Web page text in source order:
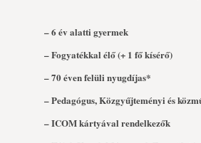
– 6 év alatti gyermek
– Fogyatékkal élő (+ 1 fő kísérő)
– 70 éven felüli nyugdíjas*
– Pedagógus, Közgyűjteményi és
– ICOM kártyával rendelkezők